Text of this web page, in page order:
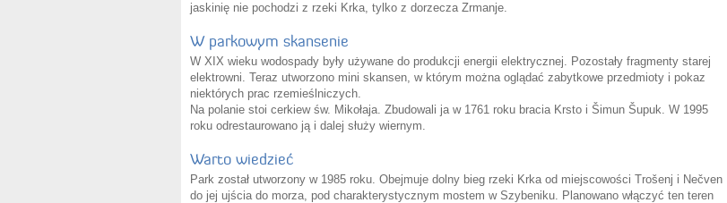
jaskinię nie pochodzi z rzeki Krka, tylko z dorzecza Zrmanje.
W parkowym skansenie
W XIX wieku wodospady były używane do produkcji energii elektrycznej. Pozostały fragmenty starej
elektrowni. Teraz utworzono mini skansen, w którym można oglądać zabytkowe przedmioty i pokaz
niektórych prac rzemieślniczych.
Na polanie stoi cerkiew św. Mikołaja. Zbudowali ja w 1761 roku bracia Krsto i Šimun Šupuk. W 1995
roku odrestaurowano ją i dalej służy wiernym.
Warto wiedzieć
Park został utworzony w 1985 roku. Obejmuje dolny bieg rzeki Krka od miejscowości Trošenj i Nečven
do jej ujścia do morza, pod charakterystycznym mostem w Szybeniku. Planowano włączyć ten teren